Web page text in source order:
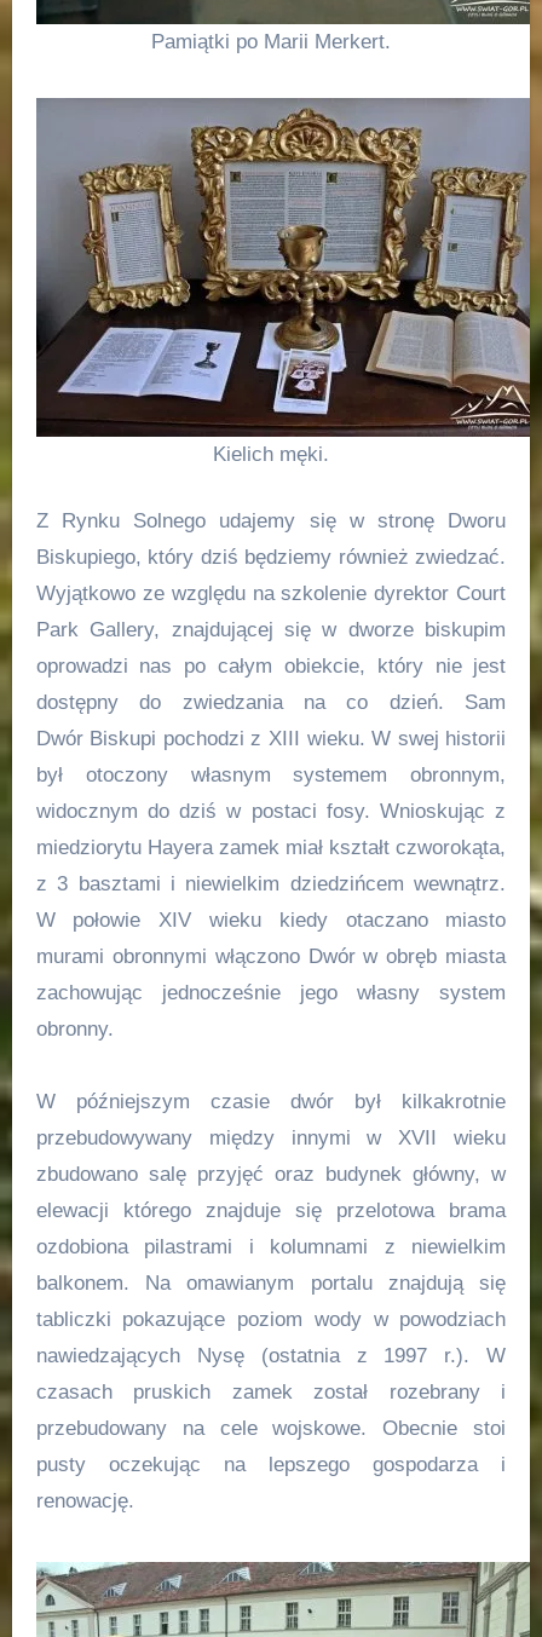
Pamiątki po Marii Merkert.
Kielich męki.
Z Rynku Solnego udajemy się w stronę Dworu
Biskupiego, który dziś będziemy również zwiedzać.
Wyjątkowo ze względu na szkolenie dyrektor Court
Park Gallery, znajdującej się w dworze biskupim
oprowadzi nas po całym obiekcie, który nie jest
dostępny do zwiedzania na co dzień. Sam
Dwór Biskupi pochodzi z XIII wieku. W swej historii
był otoczony własnym systemem obronnym,
widocznym do dziś w postaci fosy. Wnioskując z
miedziorytu Hayera zamek miał kształt czworokąta,
z 3 basztami i niewielkim dziedzińcem wewnątrz.
W połowie XIV wieku kiedy otaczano miasto
murami obronnymi włączono Dwór w obręb miasta
zachowując jednocześnie jego własny system
obronny.
W późniejszym czasie dwór był kilkakrotnie
przebudowywany między innymi w XVII wieku
zbudowano salę przyjęć oraz budynek główny, w
elewacji którego znajduje się przelotowa brama
ozdobiona pilastrami i kolumnami z niewielkim
balkonem. Na omawianym portalu znajdują się
tabliczki pokazujące poziom wody w powodziach
nawiedzających Nysę (ostatnia z 1997 r.). W
czasach pruskich zamek został rozebrany i
przebudowany na cele wojskowe. Obecnie stoi
pusty oczekując na lepszego gospodarza i
renowację.